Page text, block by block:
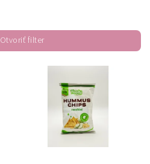
Otvoriť filter